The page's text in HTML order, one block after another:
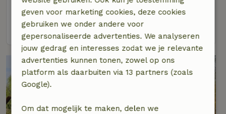
6 personen3 slaapkamers
geven voor marketing cookies, deze cookies
gebruiken we onder andere voor
gepersonaliseerde advertenties. We analyseren
jouw gedrag en interesses zodat we je relevante
advertenties kunnen tonen, zowel op ons
platform als daarbuiten via 13 partners (zoals
Google).
Om dat mogelijk te maken, delen we